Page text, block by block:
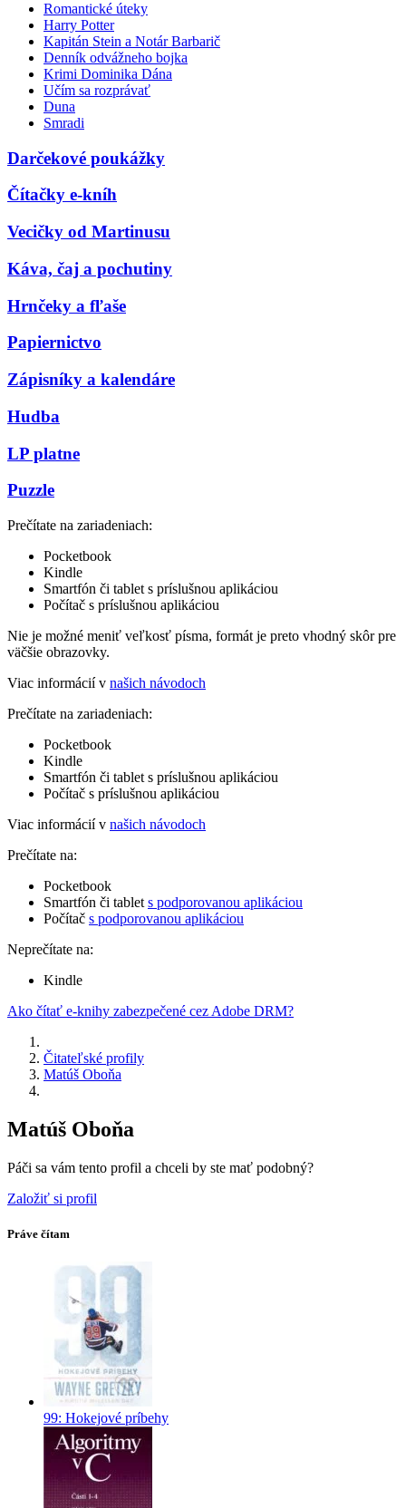
Romantické úteky
Harry Potter
Kapitán Stein a Notár Barbarič
Denník odvážneho bojka
Krimi Dominika Dána
Učím sa rozprávať
Duna
Smradi
Darčekové poukážky
Čítačky e-kníh
Vecičky od Martinusu
Káva, čaj a pochutiny
Hrnčeky a fľaše
Papiernictvo
Zápisníky a kalendáre
Hudba
LP platne
Puzzle
Prečítate na zariadeniach:
Pocketbook
Kindle
Smartfón či tablet s príslušnou aplikáciou
Počítač s príslušnou aplikáciou
Nie je možné meniť veľkosť písma, formát je preto vhodný skôr pre
väčšie obrazovky.
Viac informácií v našich návodoch
Prečítate na zariadeniach:
Pocketbook
Kindle
Smartfón či tablet s príslušnou aplikáciou
Počítač s príslušnou aplikáciou
Viac informácií v našich návodoch
Prečítate na:
Pocketbook
Smartfón či tablet s podporovanou aplikáciou
Počítač s podporovanou aplikáciou
Neprečítate na:
Kindle
Ako čítať e-knihy zabezpečené cez Adobe DRM?
Čitateľské profily
Matúš Oboňa
Matúš Oboňa
Páči sa vám tento profil a chceli by ste mať podobný?
Založiť si profil
Práve čítam
99: Hokejové príbehy